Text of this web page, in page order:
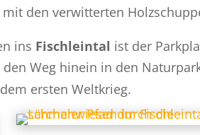
den verwitterten
ins Fischleintal ist der
Weg hinein in den
ersten Weltkrieg.